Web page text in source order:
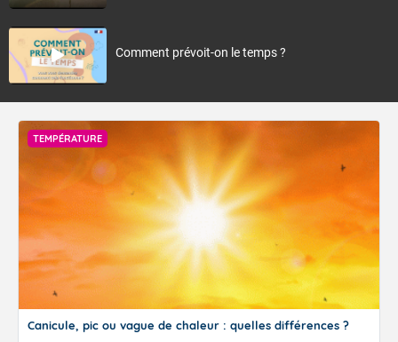
Comment prévoit-on le temps ?
TEMPÉRATURE
Canicule, pic ou vague de chaleur : quelles différences ?